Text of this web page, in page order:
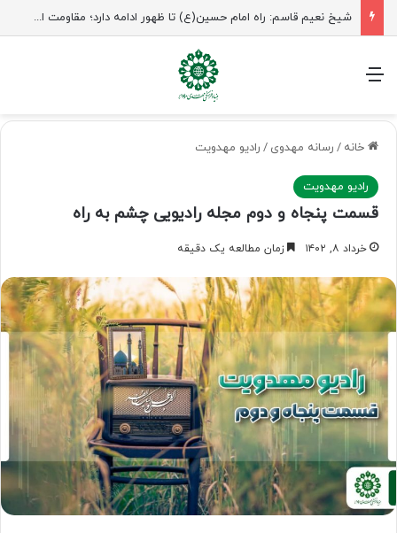
منو
خانه / رسانه مهدوی / رادیو مهدویت
رادیو مهدویت
قسمت پنجاه و دوم مجله رادیویی چشم به راه
خرداد ۸, ۱۴۰۲ زمان مطالعه یک دقیقه